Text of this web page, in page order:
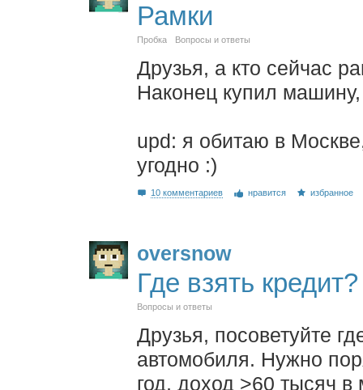
Рамки
Пробка Вопросы и ответы
Друзья, а кто сейчас
Наконец купил
upd: я обитаю в
угодно :)
10 комментариев нравится избранное
oversnow
Где взять кредит?
Вопросы и ответы
Друзья, посоветуйте
автомобиля. Нужно
год, доход >60 тысяч